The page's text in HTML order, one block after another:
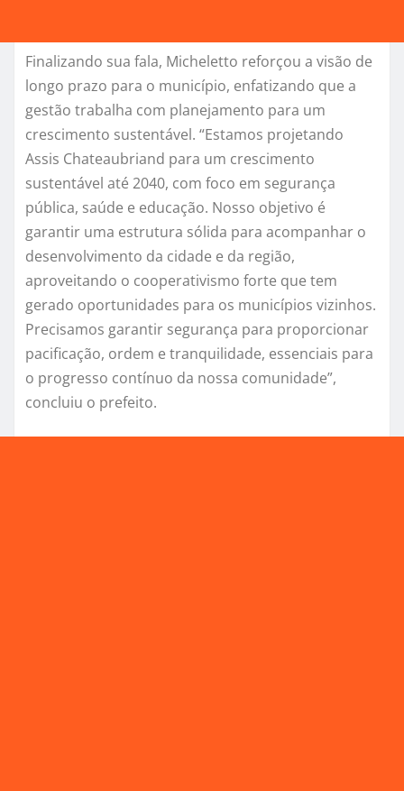
Finalizando sua fala, Micheletto reforçou a visão de
longo prazo para o município, enfatizando que a
gestão trabalha com planejamento para um
crescimento sustentável. “Estamos projetando
Assis Chateaubriand para um crescimento
sustentável até 2040, com foco em segurança
pública, saúde e educação. Nosso objetivo é
garantir uma estrutura sólida para acompanhar o
desenvolvimento da cidade e da região,
aproveitando o cooperativismo forte que tem
gerado oportunidades para os municípios vizinhos.
Precisamos garantir segurança para proporcionar
pacificação, ordem e tranquilidade, essenciais para
o progresso contínuo da nossa comunidade”,
concluiu o prefeito.